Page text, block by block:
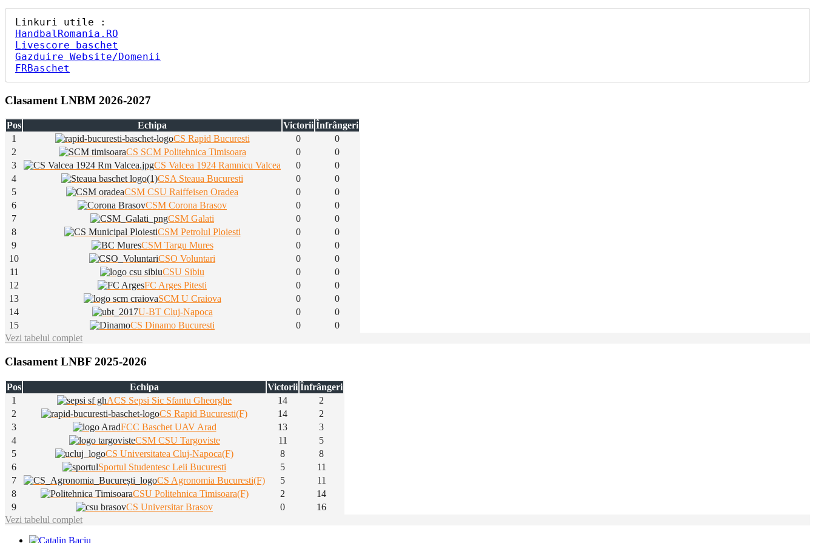
HandbalRomania.RO
Livescore baschet
Gazduire Website/Domenii
FRBaschet
Clasament LNBM 2026-2027
Pos Echipa Victorii Înfrângeri
1
CS Rapid Bucuresti 0
0
2
CS SCM Politehnica Timisoara 0
0
3
CS Valcea 1924 Ramnicu Valcea 0
0
4
CSA Steaua Bucuresti 0
0
5
CSM CSU Raiffeisen Oradea 0
0
6
CSM Corona Brasov 0
0
7
CSM Galati 0
0
8
CSM Petrolul Ploiesti 0
0
9
CSM Targu Mures 0
0
10
CSO Voluntari 0
0
11
CSU Sibiu 0
0
12
FC Arges Pitesti 0
0
13
SCM U Craiova 0
0
14
U-BT Cluj-Napoca 0
0
15
CS Dinamo Bucuresti 0
0
Vezi tabelul complet
Clasament LNBF 2025-2026
Pos Echipa Victorii Înfrângeri
1
ACS Sepsi Sic Sfantu Gheorghe 14
2
2
CS Rapid Bucuresti(F) 14
2
3
FCC Baschet UAV Arad 13
3
4
CSM CSU Targoviste 11
5
5
CS Universitatea Cluj-Napoca(F) 8
8
6
Sportul Studentesc Leii Bucuresti 5
11
7
CS Agronomia Bucuresti(F) 5
11
8
CSU Politehnica Timisoara(F) 2
14
9
CS Universitar Brasov 0
16
Vezi tabelul complet